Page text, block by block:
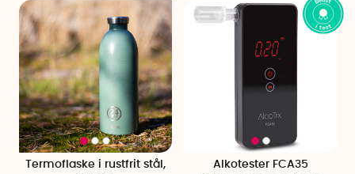
Termoflaske i rustfrit stål,
Alkotester FCA35